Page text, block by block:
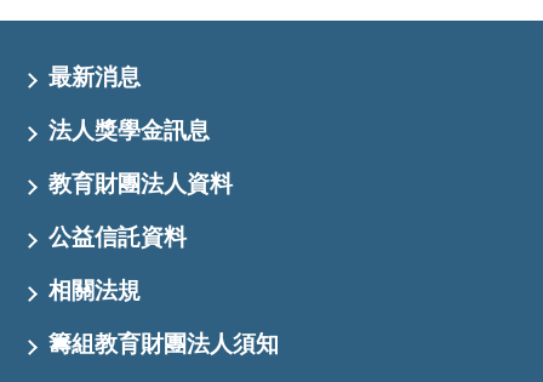
最新消息
法人獎學金訊息
教育財團法人資料
公益信託資料
相關法規
籌組教育財團法人須知